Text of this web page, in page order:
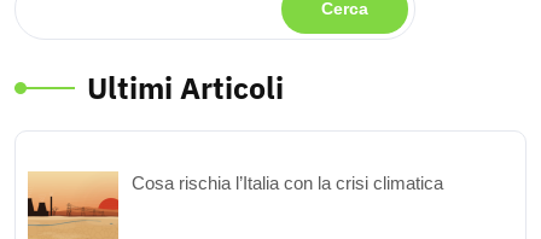
Cerca
Ultimi Articoli
Cosa rischia l’Italia con la crisi climatica